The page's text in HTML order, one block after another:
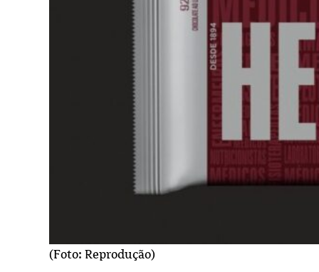
(Foto: Reprodução)